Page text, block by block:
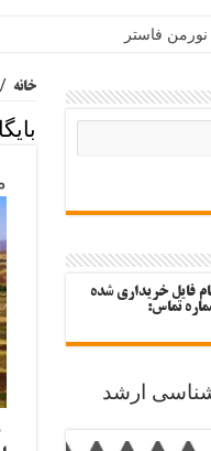
فاستر
خانه /
فایل خریداری شده
تماس:
ارشد